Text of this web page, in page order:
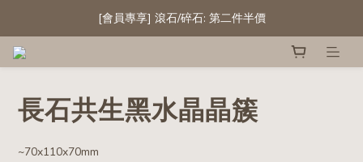
成為會員 首次購物滿HK$300即享10%折扣!
[會員專享] 滾石/碎石: 第二件半價
長石共生黑水晶晶簇
~70x110x70mm